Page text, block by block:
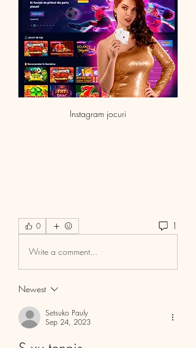
Instagram jocuri
0 1
Write a comment...
Newest
Setsuko Pauly
Sep 24, 2023